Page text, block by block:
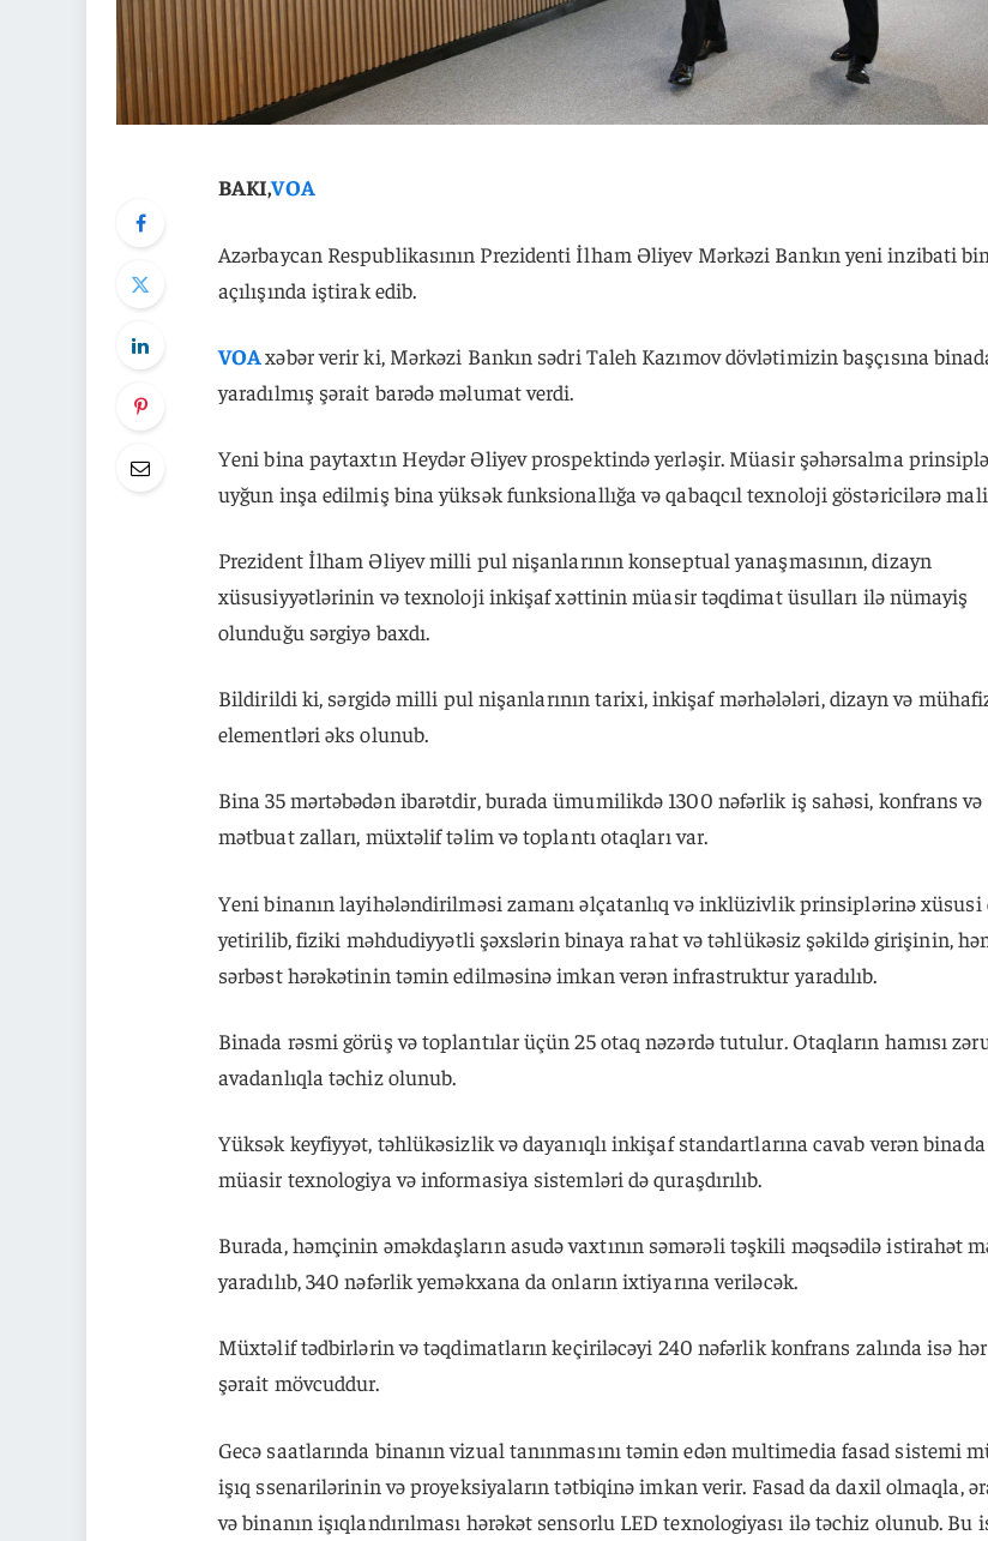
BAKI,VOA
Azərbaycan Respublikasının Prezidenti İlham Əliyev Mərkəzi Bankın yeni inzibati
açılışında iştirak edib.
VOAxəbər verir ki, Mərkəzi Bankın sədri Taleh Kazımov dövlətimizin başçısına
yaradılmış şərait barədə məlumat verdi.
Yeni bina paytaxtın Heydər Əliyev prospektində yerləşir. Müasir şəhərsalma
uyğun inşa edilmiş bina yüksək funksionallığa və qabaqcıl texnoloji göstəricilərə
Prezident İlham Əliyev milli pul nişanlarının konseptual yanaşmasının, dizayn
xüsusiyyətlərinin və texnoloji inkişaf xəttinin müasir təqdimat üsulları ilə nümayiş
olunduğu sərgiyə baxdı.
Bildirildi ki, sərgidə milli pul nişanlarının tarixi, inkişaf mərhələləri, dizayn və
elementləri əks olunub.
Bina 35 mərtəbədən ibarətdir, burada ümumilikdə 1300 nəfərlik iş sahəsi, konfrans və
mətbuat zalları, müxtəlif təlim və toplantı otaqları var.
Yeni binanın layihələndirilməsi zamanı əlçatanlıq və inklüzivlik prinsiplərinə xüsusi
yetirilib, fiziki məhdudiyyətli şəxslərin binaya rahat və təhlükəsiz şəkildə girişinin,
sərbəst hərəkətinin təmin edilməsinə imkan verən infrastruktur yaradılıb.
Binada rəsmi görüş və toplantılar üçün 25 otaq nəzərdə tutulur. Otaqların hamısı
avadanlıqla təchiz olunub.
Yüksək keyfiyyət, təhlükəsizlik və dayanıqlı inkişaf standartlarına cavab verən binada
müasir texnologiya və informasiya sistemləri də quraşdırılıb.
Burada, həmçinin əməkdaşların asudə vaxtının səmərəli təşkili məqsədilə istirahət
yaradılıb, 340 nəfərlik yeməkxana da onların ixtiyarına veriləcək.
Müxtəlif tədbirlərin və təqdimatların keçiriləcəyi 240 nəfərlik konfrans zalında isə
şərait mövcuddur.
Gecə saatlarında binanın vizual tanınmasını təmin edən multimedia fasad sistemi
işıq ssenarilərinin və proyeksiyaların tətbiqinə imkan verir. Fasad da daxil olmaqla,
və binanın işıqlandırılması hərəkət sensorlu LED texnologiyası ilə təchiz olunub. Bu